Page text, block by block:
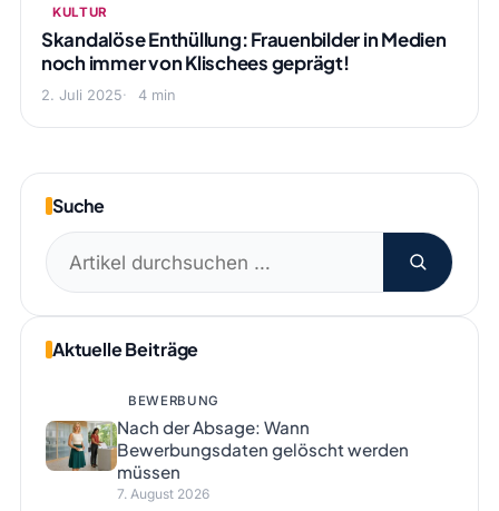
KULTUR
Skandalöse Enthüllung: Frauenbilder in Medien
noch immer von Klischees geprägt!
2. Juli 2025 4 min
Suche
Suchen
nach:
Aktuelle Beiträge
BEWERBUNG
Nach der Absage: Wann
Bewerbungsdaten gelöscht werden
müssen
7. August 2026